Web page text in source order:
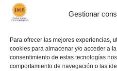
Gestionar
Para ofrecer las mejores experiencias,
cookies para almacenar y/o acceder a
consentimiento de estas tecnologías
comportamiento de navegación o las